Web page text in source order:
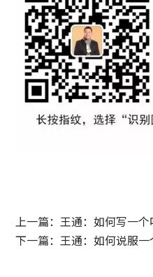
上一篇：王通：如何写一
下一篇：王通：如何说服